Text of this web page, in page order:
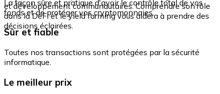
et développement communautaires. Comprendre son rôle
dans la DeFi et le yield farming vous aidera à prendre des
décisions éclairées.
La façon sûre et pratique d'avoir le contrôle total de vos
fonds et de protéger vos cryptomonnaies.
Sûr et fiable
Toutes nos transactions sont protégées par la sécurité
informatique.
Le meilleur prix